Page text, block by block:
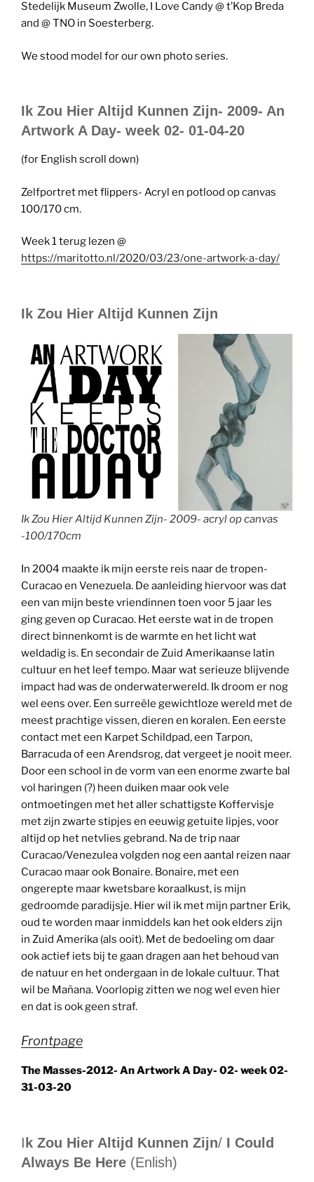
Stedelijk Museum Zwolle, I Love Candy @ t’Kop Breda
and @ TNO in Soesterberg.
We stood model for our own photo series.
Ik Zou Hier Altijd Kunnen Zijn- 2009- An
Artwork A Day- week 02- 01-04-20
(for English scroll down)
Zelfportret met flippers- Acryl en potlood op canvas
100/170 cm.
Week 1 terug lezen @
https://maritotto.nl/2020/03/23/one-artwork-a-day/
Ik Zou Hier Altijd Kunnen Zijn
Ik Zou Hier Altijd Kunnen Zijn- 2009- acryl op canvas
-100/170cm
In 2004 maakte ik mijn eerste reis naar de tropen-
Curacao en Venezuela. De aanleiding hiervoor was dat
een van mijn beste vriendinnen toen voor 5 jaar les
ging geven op Curacao. Het eerste wat in de tropen
direct binnenkomt is de warmte en het licht wat
weldadig is. En secondair de Zuid Amerikaanse latin
cultuur en het leef tempo. Maar wat serieuze blijvende
impact had was de onderwaterwereld. Ik droom er nog
wel eens over. Een surreële gewichtloze wereld met de
meest prachtige vissen, dieren en koralen. Een eerste
contact met een Karpet Schildpad, een Tarpon,
Barracuda of een Arendsrog, dat vergeet je nooit meer.
Door een school in de vorm van een enorme zwarte bal
vol haringen (?) heen duiken maar ook vele
ontmoetingen met het aller schattigste Koffervisje
met zijn zwarte stipjes en eeuwig getuite lipjes, voor
altijd op het netvlies gebrand. Na de trip naar
Curacao/Venezulea volgden nog een aantal reizen naar
Curacao maar ook Bonaire. Bonaire, met een
ongerepte maar kwetsbare koraalkust, is mijn
gedroomde paradijsje. Hier wil ik met mijn partner Erik,
oud te worden maar inmiddels kan het ook elders zijn
in Zuid Amerika (als ooit). Met de bedoeling om daar
ook actief iets bij te gaan dragen aan het behoud van
de natuur en het ondergaan in de lokale cultuur. That
wil be Mañana. Voorlopig zitten we nog wel even hier
en dat is ook geen straf.
Frontpage
The Masses-2012- An Artwork A Day- 02- week 02-
31-03-20
Ik Zou Hier Altijd Kunnen Zijn/ I Could
Always Be Here (Enlish)